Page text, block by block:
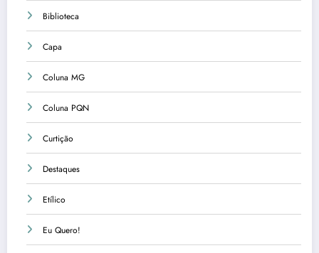
Biblioteca
Capa
Coluna MG
Coluna PQN
Curtição
Destaques
Etílico
Eu Quero!